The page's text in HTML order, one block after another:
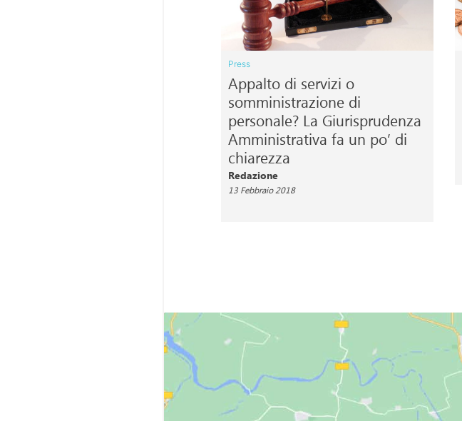
Press
Appalto di servizi o
somministrazione di
personale? La Giurisprudenza
Amministrativa fa un po’ di
chiarezza
Redazione
13 Febbraio 2018